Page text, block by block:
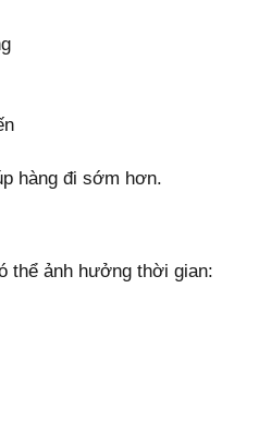
hàng đi sớm hơn.
thể ảnh hưởng thời gian: